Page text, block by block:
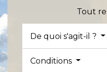
Tout
De quoi s'agit-il ?
Conditions